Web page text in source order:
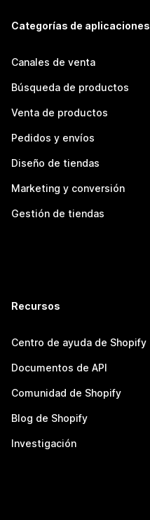
Categorías de aplicaciones
Canales de venta
Búsqueda de productos
Venta de productos
Pedidos y envíos
Diseño de tiendas
Marketing y conversión
Gestión de tiendas
Recursos
Centro de ayuda de Shopify
Documentos de API
Comunidad de Shopify
Blog de Shopify
Investigación